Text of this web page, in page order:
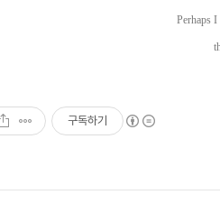
Perhaps
구독하기